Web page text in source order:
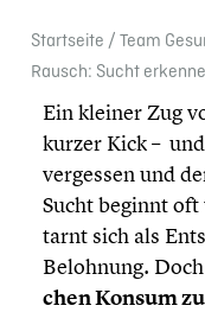
Start­seite / Team
Rausch: Sucht
Ein kleiner Zug
kurzer Kick –
vergessen und
Sucht beginnt oft
tarnt sich als
Belohnung. Doch
chen Konsum